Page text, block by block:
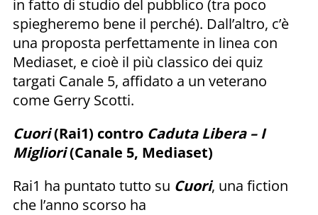
in fatto di studio del pubblico (tra poco
spiegheremo bene il perché). Dall’altro, c’è
una proposta perfettamente in linea con
Mediaset, e cioè il più classico dei quiz
targati Canale 5, affidato a un veterano
come Gerry Scotti.
Cuori(Rai1) contro Caduta Libera – I
Migliori(Canale 5, Mediaset)
Rai1 ha puntato tutto su Cuori, una fiction
che l’anno scorso ha